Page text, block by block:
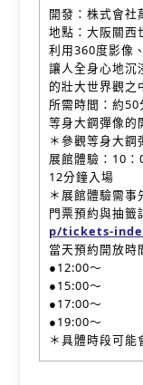
開發：株式會社
地點：大阪關西
利用360度影像
讓人全身心地沉
的壯大世界觀之
所需時間：約50
等身大鋼彈像的
＊參觀等身大鋼
展館體驗：10
12分鐘入場
＊展館體驗需事
門票預約與抽籤
p/tickets-
當天預約開放時
●12:00～
●15:00～
●17:00～
●19:00～
＊具體時段可能